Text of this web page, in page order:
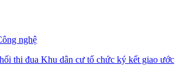
nghệ
thi đua Khu dân cư tổ chức ký kết giao ước